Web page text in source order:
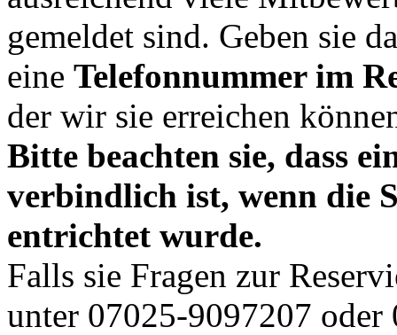
gemeldet sind. Geben sie
eine Telefonnummer im
der wir sie erreichen
Bitte beachten sie, dass
verbindlich ist, wenn die
entrichtet wurde.
Falls sie Fragen zur
unter 07025-9097207